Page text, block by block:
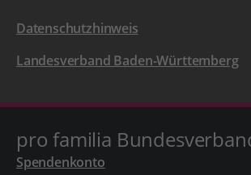
Datenschutzhinweis
Landesverband Baden-Württemberg
pro familia
Spendenkonto